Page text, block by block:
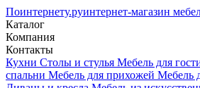
Поинтернету.руинтернет-магазин
Каталог
Компания
Контакты
Кухни Столы и стулья Мебель для
спальни Мебель для прихожей Мебель